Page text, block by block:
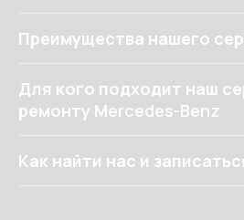
Преимущества нашего
Для кого подходит наш
ремонту Mercedes-Benz
Как найти нас и